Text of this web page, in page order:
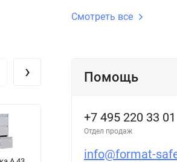
›
Смотреть все
Помощь
+7 495 220 33 01
Отдел продаж
info@format-